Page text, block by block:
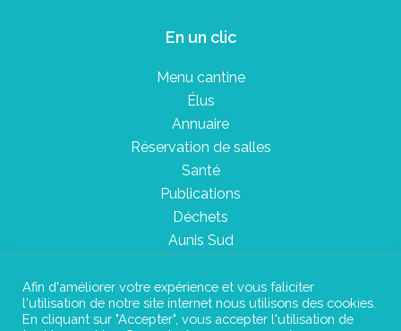
En un clic
Menu cantine
Élus
Annuaire
Réservation de salles
Santé
Publications
Déchets
Aunis Sud
Plan du site
Afin d'améliorer votre expérience et vous faliciter
l'utilisation de notre site internet nous utilisons des cookies.
En cliquant sur "Accepter", vous accepter l'utilisation de